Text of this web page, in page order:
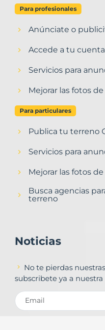
Para profesionales
Anúnciate o
Accede a tu cuenta
Servicios para
Mejorar las fotos
Para particulares
Publica tu terreno
Servicios para
Mejorar las fotos
Busca agencias
terreno
Noticias
No te pierdas
subscribete ya a